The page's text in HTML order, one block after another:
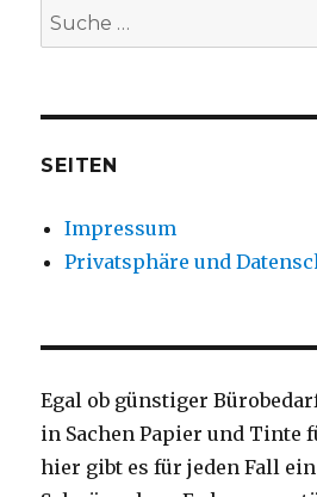
Suche
nach:
SEITEN
Impressum
Privatsphäre und
Egal ob günstiger
in Sachen Papier und Tinte
hier gibt es für jeden Fall